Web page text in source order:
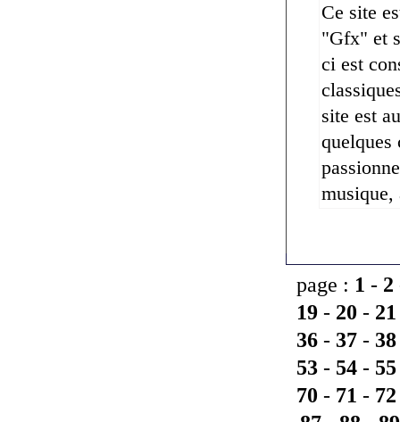
Ce site
"Gfx" et
ci est
site est
quelques
musique,
page : 1 - 2
19 - 20 - 21
36 - 37 - 38
53 - 54 - 55
70 - 71 - 72